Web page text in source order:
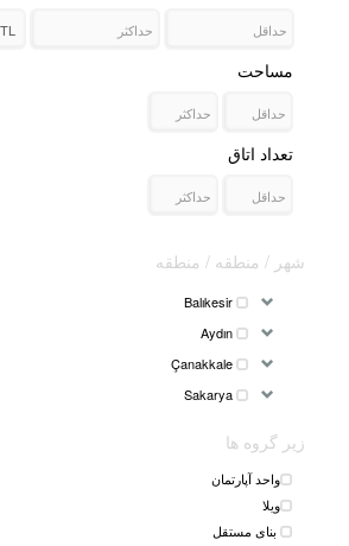
مساحت
تعداد اتاق
شهر / منطقه / منطقه
Balıkesir
Aydın
Çanakkale
Sakarya
زیر گروه ها
واحد آپارتمان
ویلا
بنای مستقل